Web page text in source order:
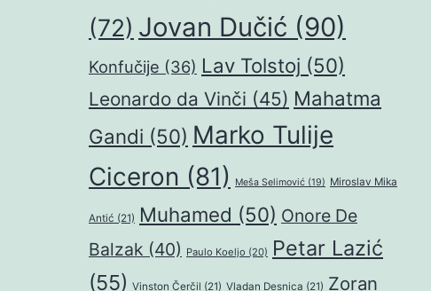
(72) Jovan Dučić (90)
Konfučije (36) Lav Tolstoj (50)
Leonardo da Vinči (45) Mahatma
Gandi (50) Marko Tulije
Ciceron (81) Meša Selimović (19) Miroslav Mika
Antić (21) Muhamed (50) Onore De
Balzak (40) Paulo Koeljo (20) Petar Lazić
(55) Vinston Čerčil (21) Vladan Desnica (21) Zoran